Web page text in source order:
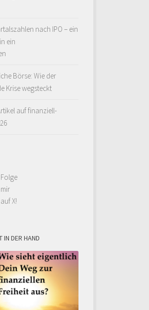
nach IPO – ein
ein
Börse: Wie der
Krise wegsteckt
auf finanziell-
Folge
mir
auf X!
IN DER HAND